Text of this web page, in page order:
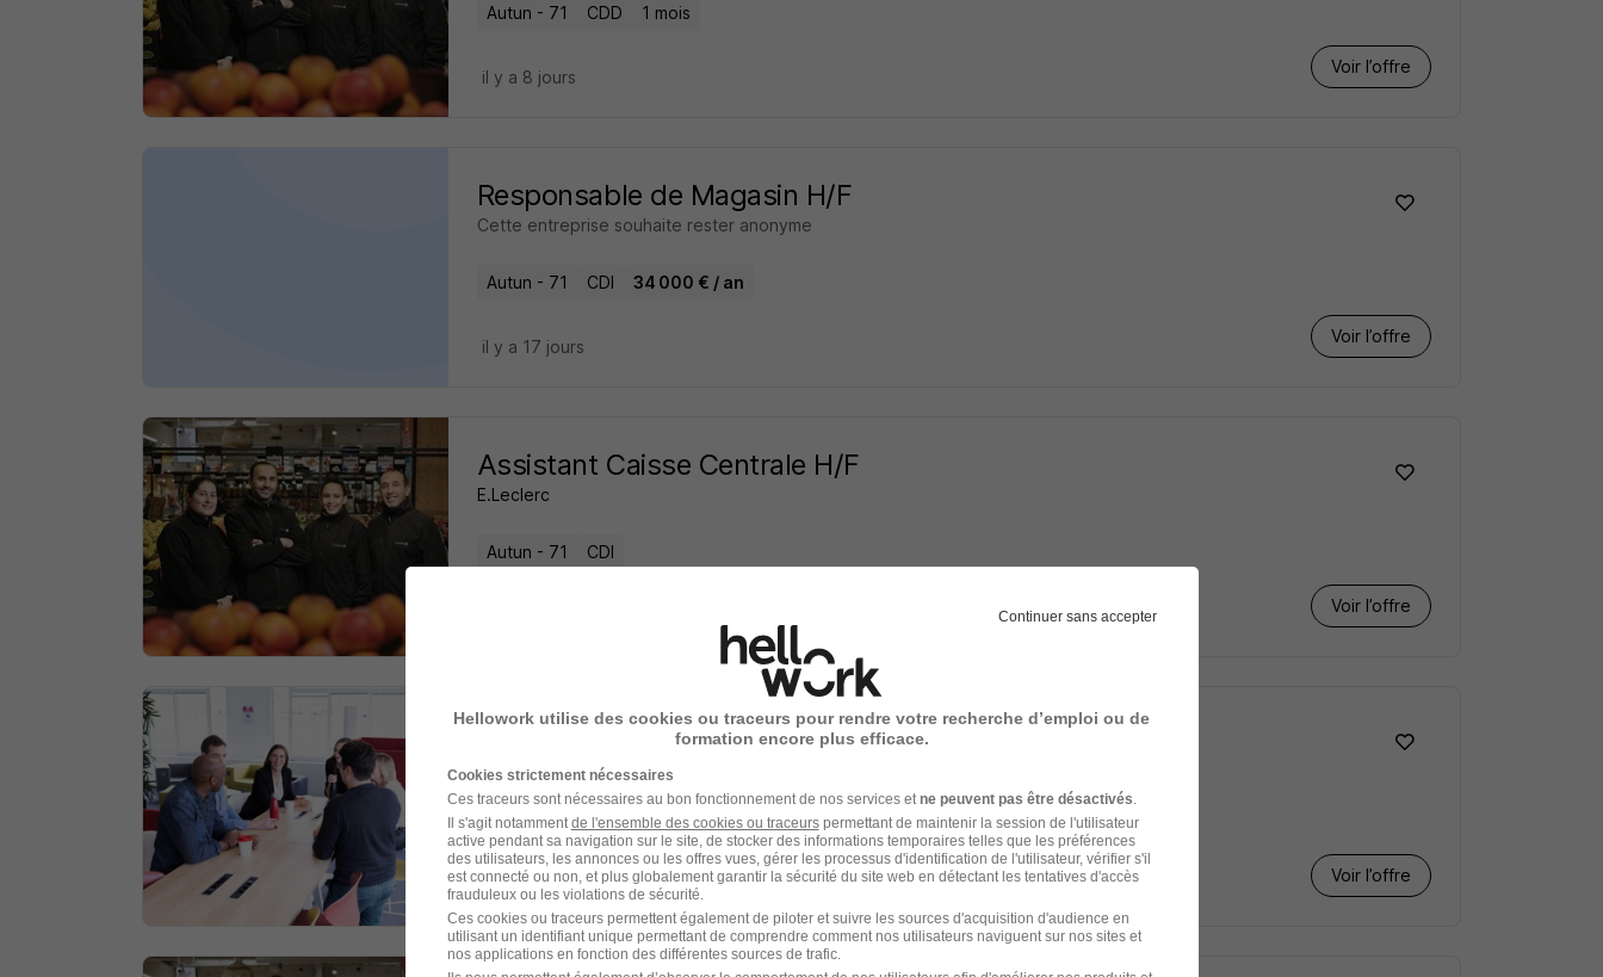
Autun - 71 CDD 1 mois
Voir l’offre
il y a 8 jours
Responsable de Magasin H/F
Cette entreprise souhaite rester anonyme
Autun - 71 CDI 34 000 € / an
Voir l’offre
il y a 17 jours
Assistant Caisse Centrale H/F
E.Leclerc
Autun - 71 CDI
Voir l’offre
Preparateur Drive H/F
Groupement Mousquetaires
Autun - 71 CDD
Voir l’offre
il y a 16 jours
Continuer sans accepter
Hellowork utilise des cookies ou traceurs pour rendre votre recherche d’emploi ou de
formation encore plus efficace.
Cookies strictement nécessaires
Ces traceurs sont nécessaires au bon fonctionnement de nos services et ne peuvent pas être désactivés
Il s'agit notamment de l'ensemble des cookies ou traceurspermettant de maintenir la session de l'utilisateur
active pendant sa navigation sur le site, de stocker des informations temporaires telles que les préférences
des utilisateurs, les annonces ou les offres vues, gérer les processus d'identification de l'utilisateur, vérifier s'il
est connecté ou non, et plus globalement garantir la sécurité du site web en détectant les tentatives d'accès
frauduleux ou les violations de sécurité.
Ces cookies ou traceurs permettent également de piloter et suivre les sources d'acquisition d'audience en
utilisant un identifiant unique permettant de comprendre comment nos utilisateurs naviguent sur nos sites et
nos applications en fonction des différentes sources de trafic.